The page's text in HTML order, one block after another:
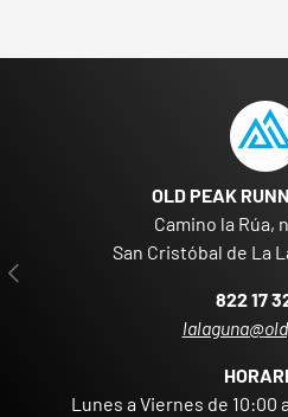
ANTERIOR
OLD PEAK
Camino la Rúa,
San Cristóbal de La
822 17
Lunes a Viernes de 10:00